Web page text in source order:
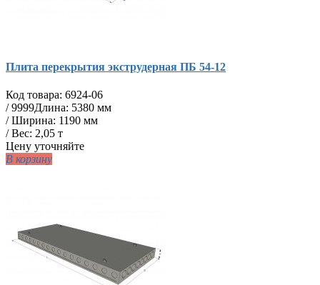
Плита перекрытия экструдерная ПБ 54-12
Код товара: 6924-06
/9999Длина: 5380 мм
/ Ширина: 1190 мм
/ Вес: 2,05 т
Цену уточняйте
В корзину